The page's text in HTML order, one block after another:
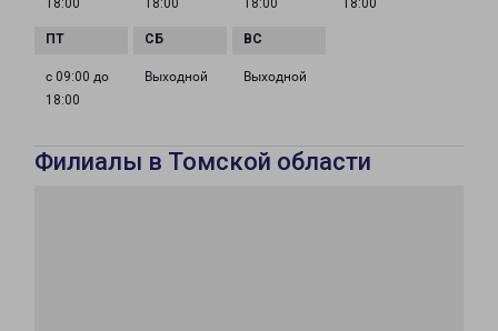
18:00 18:00 18:00 18:00
с 09:00 до
18:00
Выходной Выходной
Филиалы в Томской области